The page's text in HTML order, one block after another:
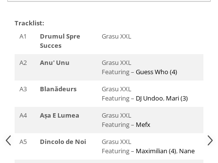
Tracklist:
A1
Drumul Spre
Succes
Grasu XXL
A2 Anu' Unu
Grasu XXL
Featuring – Guess Who (4)
A3
Blanădeurs
Grasu XXL
Featuring – DJ Undoo, Mari (3)
A4
Așa E Lumea
Grasu XXL
Featuring – Mefx
A5
Dincolo de Noi
Grasu XXL
Featuring – Maximilian (4), Nane